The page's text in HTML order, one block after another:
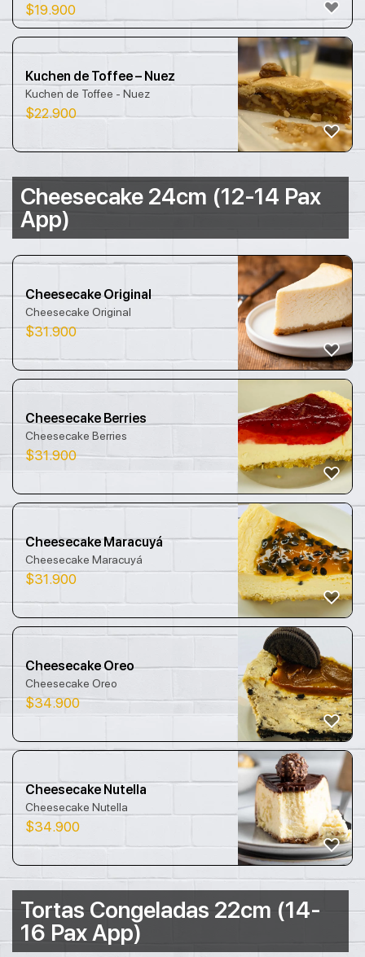
$19.900
Kuchen de Toffee – Nuez
Kuchen de Toffee - Nuez
$22.900
Cheesecake 24cm (12-14 Pax
App)
Cheesecake Original
Cheesecake Original
$31.900
Cheesecake Berries
Cheesecake Berries
$31.900
Cheesecake Maracuyá
Cheesecake Maracuyá
$31.900
Cheesecake Oreo
Cheesecake Oreo
$34.900
Cheesecake Nutella
Cheesecake Nutella
$34.900
Tortas Congeladas 22cm (14-
16 Pax App)